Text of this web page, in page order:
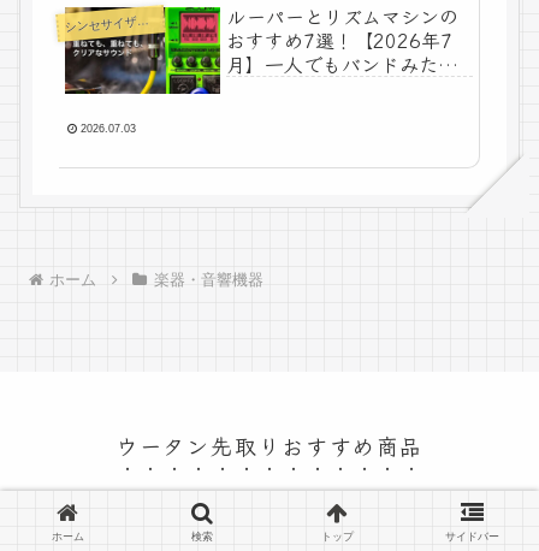
シンセサイザー・サンプラー
ルーパーとリズムマシンの
おすすめ7選！【2026年7
月】一人でもバンドみたい
2026.07.03
ホーム 楽器・音響機器
ウータン先取りおすすめ商品
© 2026 ウータン先取りおすすめ商品.
ホーム 検索 トップ サイドバー